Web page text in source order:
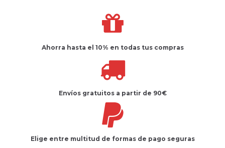
Ahorra hasta el 10% en todas tus compras
Envíos gratuitos a partir de 90€
Elige entre multitud de formas de pago seguras